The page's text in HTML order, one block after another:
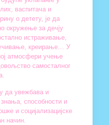
васпитача и
о детету, је да
окружење за дечју
истраживање,
креирање… У
атмосфери учење
самосталног
да увежбава и
способности и
и социјализацијске
начин.